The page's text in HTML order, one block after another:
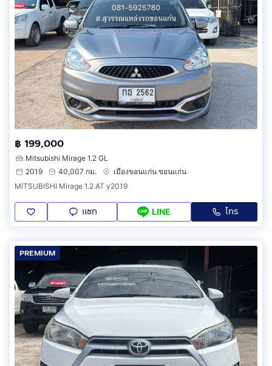
฿ 199,000
Mitsubishi Mirage 1.2 GL
2019
40,007 กม.
เมืองขอนแก่น ขอนแก่น
MITSUBISHI Mirage 1.2 AT y2019
แชท LINE โทร
PREMIUM